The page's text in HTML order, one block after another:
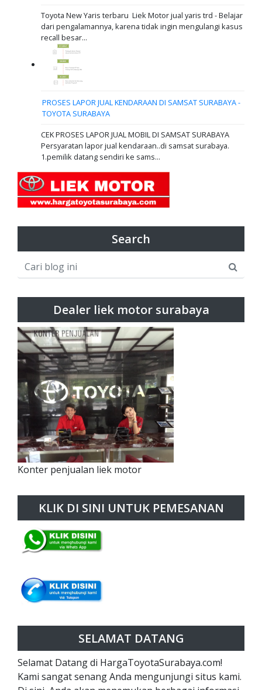
Toyota New Yaris terbaru Liek Motor jual yaris trd - Belajar
dari pengalamannya, karena tidak ingin mengulangi kasus
recall besar...
PROSES LAPOR JUAL KENDARAAN DI SAMSAT SURABAYA -
TOYOTA SURABAYA
CEK PROSES LAPOR JUAL MOBIL DI SAMSAT SURABAYA
Persyaratan lapor jual kendaraan..di samsat surabaya.
1.pemilik datang sendiri ke sams...
Search
Dealer liek motor surabaya
Konter penjualan liek motor
KLIK DI SINI UNTUK PEMESANAN
SELAMAT DATANG
Selamat Datang di HargaToyotaSurabaya.com!
Kami sangat senang Anda mengunjungi situs kami.